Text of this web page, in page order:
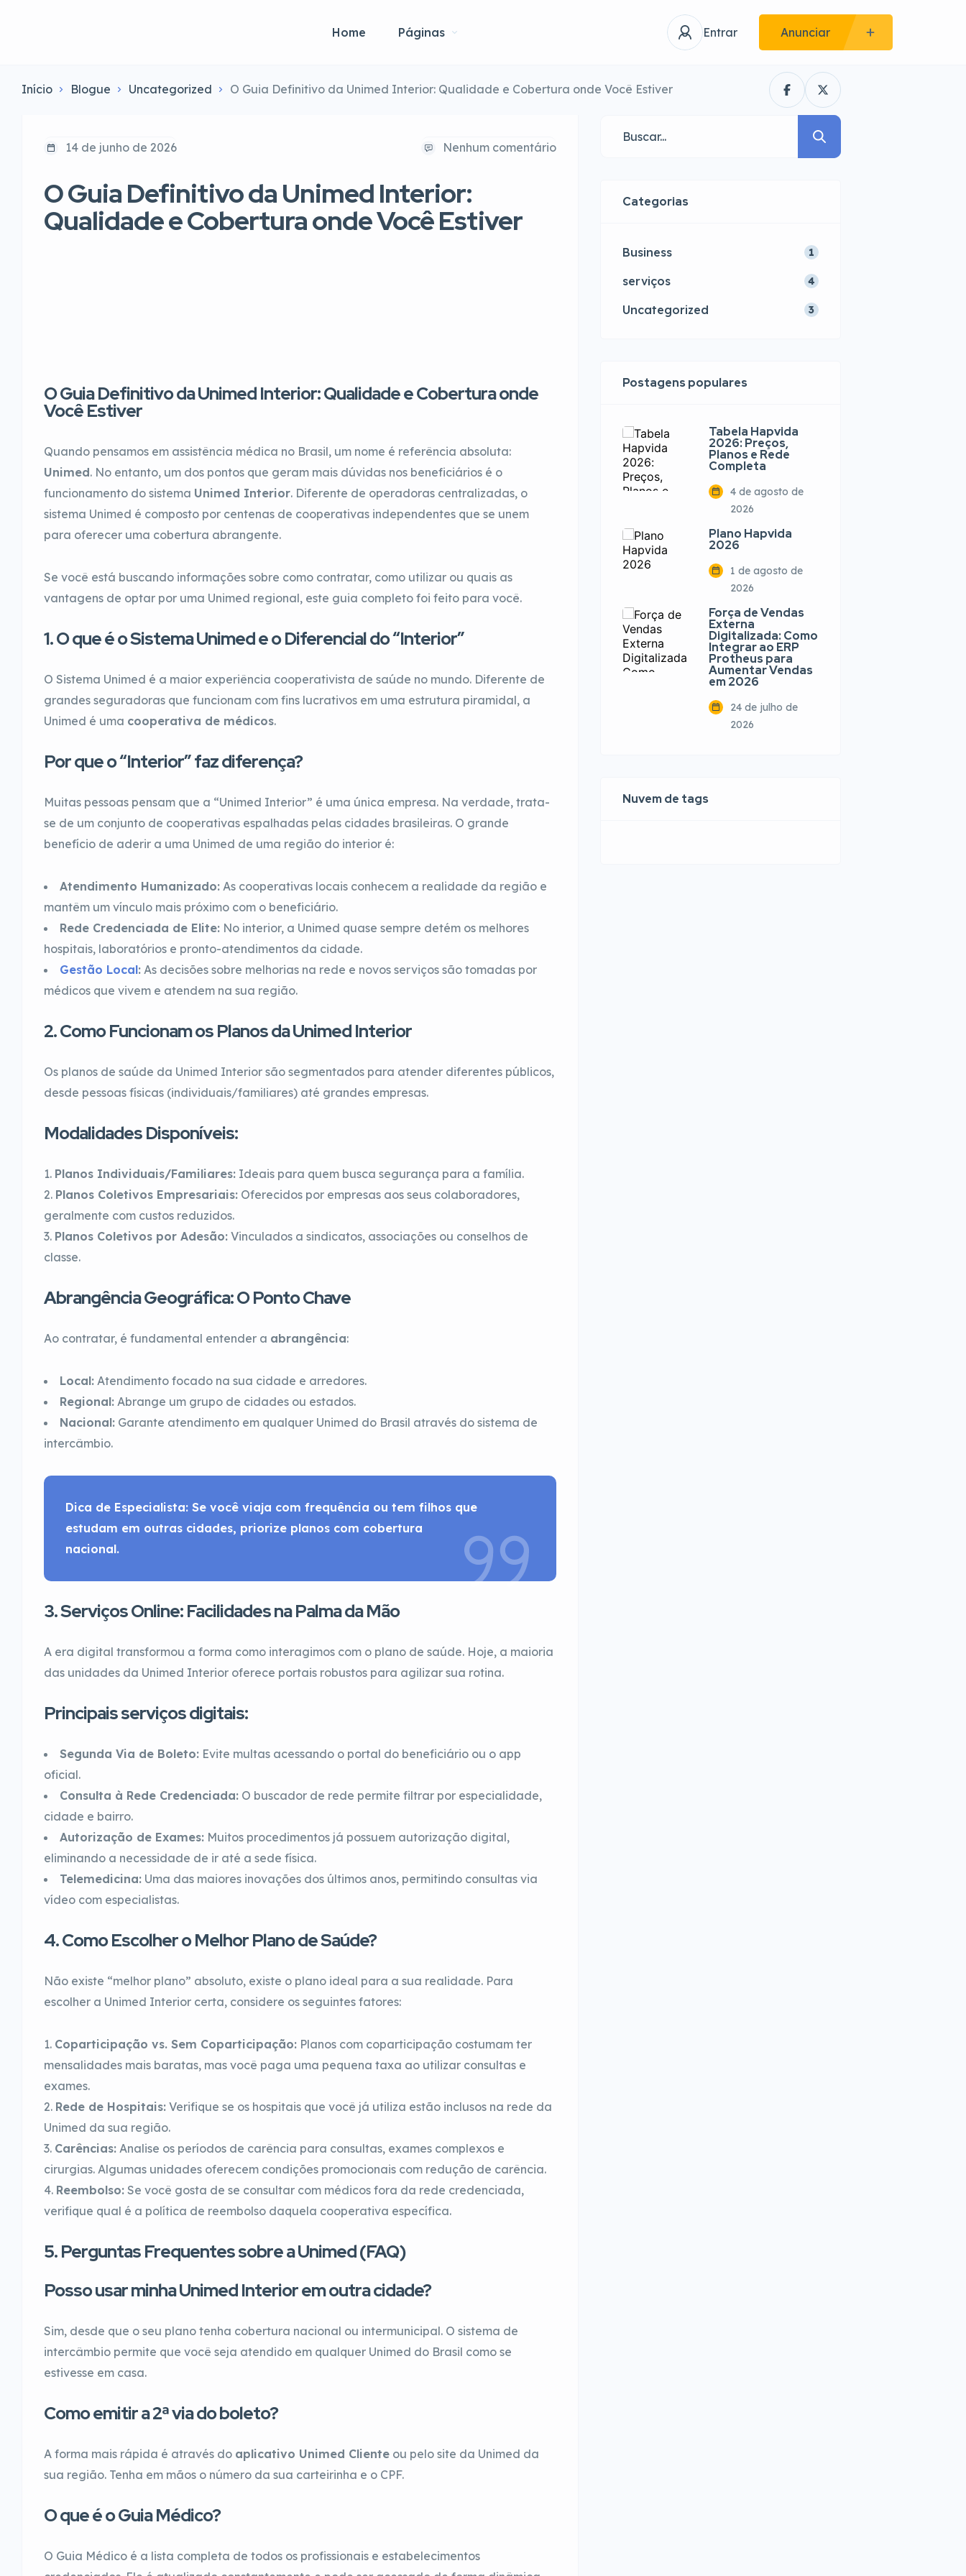
Home Páginas Entrar Anunciar
Início Blogue Uncategorized O Guia Definitivo da Unimed Interior: Qualidade e Cobertura onde Você Estiver
14 de junho de 2026 Nenhum comentário
O Guia Definitivo da Unimed Interior:
Qualidade e Cobertura onde Você Estiver
O Guia Definitivo da Unimed Interior: Qualidade e Cobertura onde
Você Estiver
Quando pensamos em assistência médica no Brasil, um nome é referência absoluta:
Unimed. No entanto, um dos pontos que geram mais dúvidas nos beneficiários é o
funcionamento do sistema Unimed Interior. Diferente de operadoras centralizadas, o
sistema Unimed é composto por centenas de cooperativas independentes que se unem
para oferecer uma cobertura abrangente.
Se você está buscando informações sobre como contratar, como utilizar ou quais as
vantagens de optar por uma Unimed regional, este guia completo foi feito para você.
1. O que é o Sistema Unimed e o Diferencial do “Interior”
O Sistema Unimed é a maior experiência cooperativista de saúde no mundo. Diferente de
grandes seguradoras que funcionam com fins lucrativos em uma estrutura piramidal, a
Unimed é uma cooperativa de médicos.
Por que o “Interior” faz diferença?
Muitas pessoas pensam que a “Unimed Interior” é uma única empresa. Na verdade, trata-
se de um conjunto de cooperativas espalhadas pelas cidades brasileiras. O grande
benefício de aderir a uma Unimed de uma região do interior é:
Atendimento Humanizado: As cooperativas locais conhecem a realidade da região e
mantêm um vínculo mais próximo com o beneficiário.
Rede Credenciada de Elite: No interior, a Unimed quase sempre detém os melhores
hospitais, laboratórios e pronto-atendimentos da cidade.
Gestão Local: As decisões sobre melhorias na rede e novos serviços são tomadas por
médicos que vivem e atendem na sua região.
2. Como Funcionam os Planos da Unimed Interior
Os planos de saúde da Unimed Interior são segmentados para atender diferentes públicos,
desde pessoas físicas (individuais/familiares) até grandes empresas.
Modalidades Disponíveis:
Planos Individuais/Familiares: Ideais para quem busca segurança para a família.
Planos Coletivos Empresariais: Oferecidos por empresas aos seus colaboradores,
geralmente com custos reduzidos.
Planos Coletivos por Adesão: Vinculados a sindicatos, associações ou conselhos de
classe.
Abrangência Geográfica: O Ponto Chave
Ao contratar, é fundamental entender a abrangência:
Local: Atendimento focado na sua cidade e arredores.
Regional: Abrange um grupo de cidades ou estados.
Nacional: Garante atendimento em qualquer Unimed do Brasil através do sistema de
intercâmbio.
Dica de Especialista: Se você viaja com frequência ou tem filhos que
estudam em outras cidades, priorize planos com cobertura
nacional.
3. Serviços Online: Facilidades na Palma da Mão
A era digital transformou a forma como interagimos com o plano de saúde. Hoje, a maioria
das unidades da Unimed Interior oferece portais robustos para agilizar sua rotina.
Principais serviços digitais:
Segunda Via de Boleto: Evite multas acessando o portal do beneficiário ou o app
oficial.
Consulta à Rede Credenciada: O buscador de rede permite filtrar por especialidade,
cidade e bairro.
Autorização de Exames: Muitos procedimentos já possuem autorização digital,
eliminando a necessidade de ir até a sede física.
Telemedicina: Uma das maiores inovações dos últimos anos, permitindo consultas via
vídeo com especialistas.
4. Como Escolher o Melhor Plano de Saúde?
Não existe “melhor plano” absoluto, existe o plano ideal para a sua realidade. Para
escolher a Unimed Interior certa, considere os seguintes fatores:
Coparticipação vs. Sem Coparticipação: Planos com coparticipação costumam ter
mensalidades mais baratas, mas você paga uma pequena taxa ao utilizar consultas e
exames.
Rede de Hospitais: Verifique se os hospitais que você já utiliza estão inclusos na rede da
Unimed da sua região.
Carências: Analise os períodos de carência para consultas, exames complexos e
cirurgias. Algumas unidades oferecem condições promocionais com redução de carência.
Reembolso: Se você gosta de se consultar com médicos fora da rede credenciada,
verifique qual é a política de reembolso daquela cooperativa específica.
5. Perguntas Frequentes sobre a Unimed (FAQ)
Posso usar minha Unimed Interior em outra cidade?
Sim, desde que o seu plano tenha cobertura nacional ou intermunicipal. O sistema de
intercâmbio permite que você seja atendido em qualquer Unimed do Brasil como se
estivesse em casa.
Como emitir a 2ª via do boleto?
A forma mais rápida é através do aplicativo Unimed Cliente ou pelo site da Unimed da
sua região. Tenha em mãos o número da sua carteirinha e o CPF.
O que é o Guia Médico?
O Guia Médico é a lista completa de todos os profissionais e estabelecimentos
Categorias
Business 1
serviços 4
Uncategorized 3
Postagens populares
Tabela Hapvida
2026: Preços,
Planos e Rede
Completa
4 de agosto de
2026
Plano Hapvida
2026
1 de agosto de
2026
Força de Vendas
Externa
Digitalizada: Como
Integrar ao ERP
Protheus para
Aumentar Vendas
em 2026
24 de julho de
2026
Nuvem de tags